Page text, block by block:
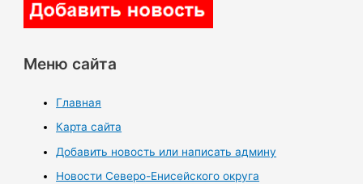
Меню сайта
Главная
Карта сайта
Добавить новость или написать админу
Новости Северо-Енисейского округа